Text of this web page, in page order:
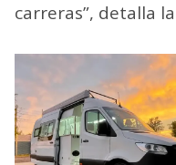
nietos. Incluso hay
completo,
cumplir su sueño
fabricamos
automovilísticos,